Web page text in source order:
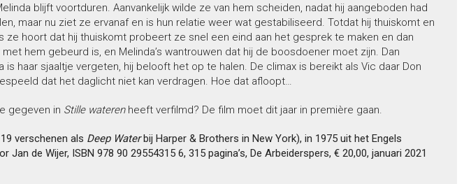
blijft voortduren. Aanvankelijk wilde ze van hem scheiden, nadat hij aangeboden had
maar nu ziet ze ervanaf en is hun relatie weer wat gestabiliseerd. Totdat hij thuiskomt en
ze hoort dat hij thuiskomt probeert ze snel een eind aan het gesprek te maken en dan
hem gebeurd is, en Melinda’s wantrouwen dat hij de boosdoener moet zijn. Dan
haar sjaaltje vergeten, hij belooft het op te halen. De climax is bereikt als Vic daar Don
dat het daglicht niet kan verdragen. Hoe dat afloopt…
gegeven in Stille waterenheeft verfilmd? De film moet dit jaar in première gaan.
verschenen als Deep Waterbij Harper & Brothers in New York), in 1975 uit het Engels
de Wijer, ISBN 978 90 29554315 6, 315 pagina’s, De Arbeiderspers, € 20,00, januari 2021